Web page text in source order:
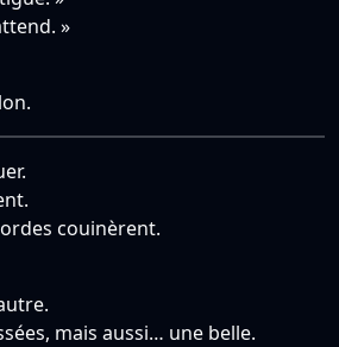
»
couinèrent.
mais aussi… une belle.